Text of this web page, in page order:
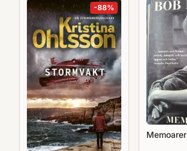
-88%
Memoarer